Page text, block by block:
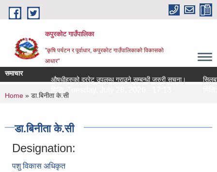
Skip to main content
कपुरकोट गाउँपालिका
"कृषि पर्यटन र पूर्वाधार, कपुरकोट गाउँपालिकाको विकासको
आधार"
समाचार
औषधीहरुको दररेट उपलब्ध गराउने सम्बन्धी जरुरी सूचना।
मिति:
You are here
Home » डा.बिनीता के.सी
डा.बिनीता के.सी
Designation:
पशु विकास अधिकृत